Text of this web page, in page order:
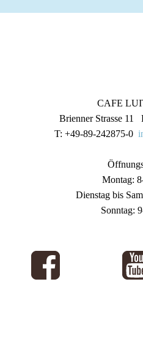
CAFE
Brienner Strasse 11
T: +49-89-242875-0
Montag:
Dienstag bis
Sonntag: